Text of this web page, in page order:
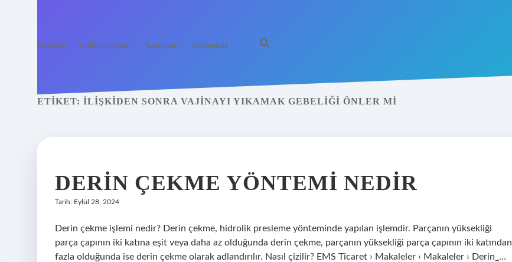
Anasayfa Gizlilik Politikası Yasal Uyarı Hakkımızda
ETIKET: İLIŞKIDEN SONRA VAJINAYI YIKAMAK GEBELIĞI ÖNLER MI
DERIN ÇEKME YÖNTEMI NEDIR
Tarih: Eylül 28, 2024
Derin çekme işlemi nedir? Derin çekme, hidrolik presleme yönteminde yapılan işlemdir. Parçanın yüksekliği
parça çapının iki katına eşit veya daha az olduğunda derin çekme, parçanın yüksekliği parça çapının iki katından
fazla olduğunda ise derin çekme olarak adlandırılır. Nasıl çizilir? EMS Ticaret › Makaleler › Makaleler › Derin_…